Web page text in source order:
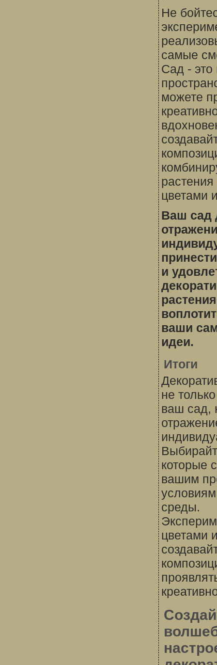
Не
самые
Сад -
можете
растения
цветами
Ваш сад
и
ваши
идеи.
Итоги
не
ваш сад,
которые
вашим
среды.
цветами